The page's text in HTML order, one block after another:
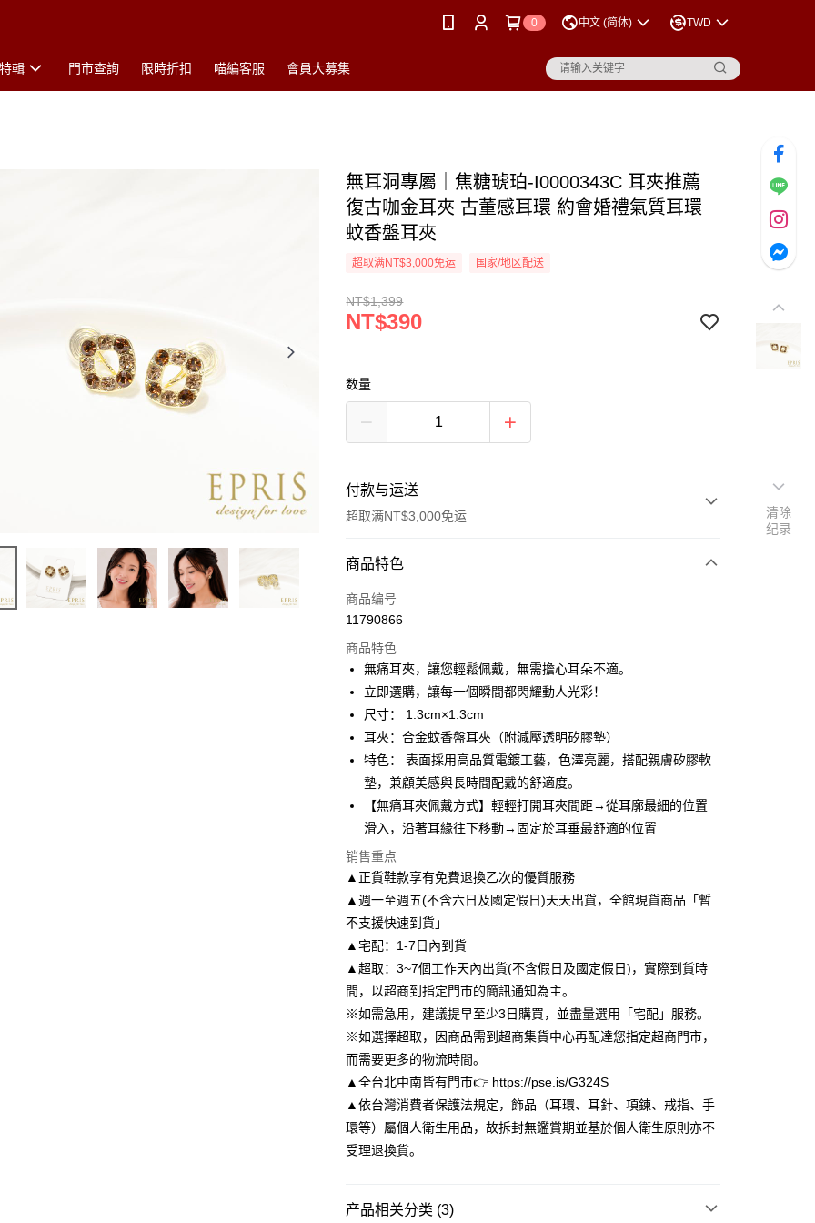
0 中文 (简体) TWD
輯 門市查詢 限時折扣 喵編客服 會員大募集
無耳洞專屬｜焦糖琥珀-I0000343C 耳夾推薦
復古咖金耳夾 古董感耳環 約會婚禮氣質耳環
蚊香盤耳夾
超取满NT$3,000免运 国家/地区配送
NT$1,399
NT$390
数量
付款与运送
超取满NT$3,000免运
付款方式
信用卡一次付款
3期 0利率，每期 NT$130
合作金库商业银行
第一商业银行
华南商业银行
国泰世华商业银行
兆丰国际商业银行
台湾中小企业银行
台中商业银行
汇丰（台湾）商业银行
华泰商业银行
联邦商业银行
远东国际商业银行
元大商业银行
永丰商业银行
台新国际商业银行
台湾乐天信用卡公司
6期 0利率，每期 NT$65
合作金库商业银行
华南商业银行
彰化商业银行
上海商业储蓄银行
台北富邦商业银行
台湾中小企业银行
台中商业银行
汇丰（台湾）商业银行
华泰商业银行
联邦商业银行
远东国际商业银行
元大商业银行
台新国际商业银行
中国信托商业银行
台湾乐天信用卡公司
LINE Pay
Apple Pay
街口支付
悠遊付
Google Pay
AFTEE先享后付
相关说明
一、關於 AFTEE先享後付
1. 於付款方式選擇AFTEE先享後付，將跳出AFTEE先享後付手機驗證視
窗。
2. 進行簡訊驗證之後，即可完成結帳手續。
3. 訂單確認後不需事先繳費，商品會配送至您的指定地址。
4. 下訂完成後，您的手機會收到一封繳費通知簡訊，APP會員則會收到
5. 收到商品當下無需繳費，確認無誤後，請再利用繳費通知簡訊或AFTEE
APP於四大便利商店‧ATM/網銀等方式進行付款。
請留意繳費期限為 14 天。唯有下載 AFTEE App 成為 AFTEE 會員者方能
享有最長 45 天內付款之服務。
算出。使用AFTEE下訂可以延長您收到商品前的繳費天數，但無法保證一
ATM付款
运送方式
付款後全家取貨
每笔NT$80，满NT$3,000(含以上)免运费
付款後7-11取貨
宅配
離島宅配
商品特色
商品编号
11790866
商品特色
無痛耳夾，讓您輕鬆佩戴，無需擔心耳朵不適。
立即選購，讓每一個瞬間都閃耀動人光彩！
尺寸： 1.3cm×1.3cm
耳夾：合金蚊香盤耳夾（附減壓透明矽膠墊）
特色： 表面採用高品質電鍍工藝，色澤亮麗，搭配親膚矽膠軟
墊，兼顧美感與長時間配戴的舒適度。
【無痛耳夾佩戴方式】輕輕打開耳夾間距→從耳廓最細的位置
滑入，沿著耳緣往下移動→固定於耳垂最舒適的位置
销售重点
▲正貨鞋款享有免費退換乙次的優質服務
▲週一至週五(不含六日及國定假日)天天出貨，全館現貨商品「暫
不支援快速到貨」
▲宅配：1-7日內到貨
▲超取：3~7個工作天內出貨(不含假日及國定假日)，實際到貨時
間，以超商到指定門市的簡訊通知為主。
※如需急用，建議提早至少3日購買，並盡量選用「宅配」服務。
※如選擇超取，因商品需到超商集貨中心再配達您指定超商門市，
而需要更多的物流時間。
▲全台北中南皆有門市👉 https://pse.is/G324S
▲依台灣消費者保護法規定，飾品（耳環、耳針、項鍊、戒指、手
環等）屬個人衛生用品，故拆封無鑑賞期並基於個人衛生原則亦不
受理退換貨。
产品相关分类 (3)
清除
纪录